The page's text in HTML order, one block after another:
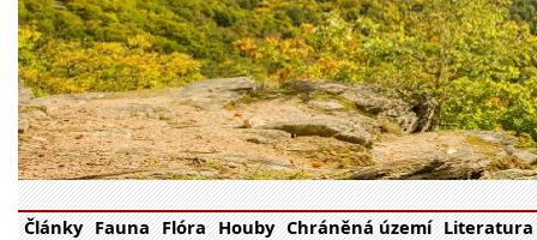
Články Fauna Flóra Houby Chráněná území Literatura